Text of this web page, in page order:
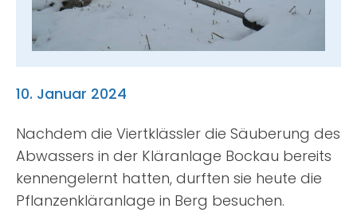
Suche
nach:
10. Januar 2024
Nachdem die Viertklässler die Säuberung des
Abwassers in der Kläranlage Bockau bereits
kennengelernt hatten, durften sie heute die
Pflanzenkläranlage in Berg besuchen.